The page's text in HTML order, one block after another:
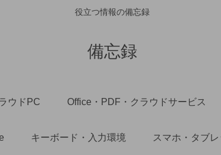
役立つ情報の備忘録
備忘録
ウドPC Office・PDF・クラウドサービス
キーボード・入力環境 スマホ・タブ